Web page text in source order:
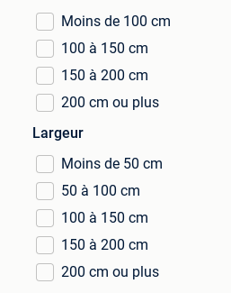
Moins de 100 cm
100 à 150 cm
150 à 200 cm
200 cm ou plus
Largeur
Moins de 50 cm
50 à 100 cm
100 à 150 cm
150 à 200 cm
200 cm ou plus